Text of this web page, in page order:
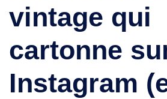
vintage qui
cartonne
Instagram